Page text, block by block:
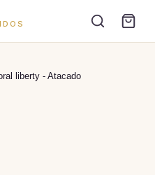
liberty - Atacado